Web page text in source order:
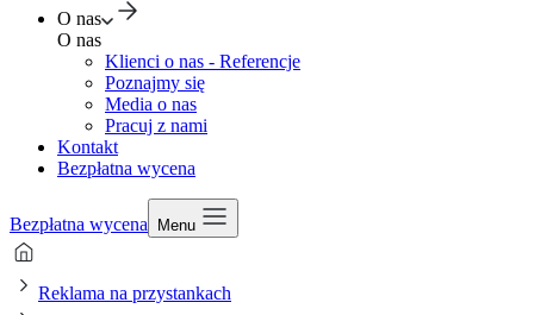
O nas
O nas
Klienci o nas - Referencje
Poznajmy się
Media o nas
Pracuj z nami
Kontakt
Bezpłatna wycena
Bezpłatna wycena Menu
Reklama na przystankach